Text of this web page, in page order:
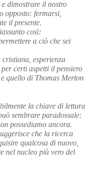
dimostrare il nostro
opposto: fermarsi,
il presente.
così:
a ciò che sei
esperienza
certi aspetti il pensiero
quello di Thomas Merton
la chiave di lettura
sembrare paradossale:
possediamo ancora.
che la ricerca
qualcosa di nuovo,
nel nucleo più vero del